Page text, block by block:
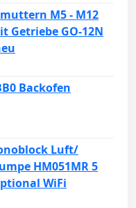
M5 - M12
Getriebe GO-12N
Backofen
Luft/
HM051MR 5
WiFi